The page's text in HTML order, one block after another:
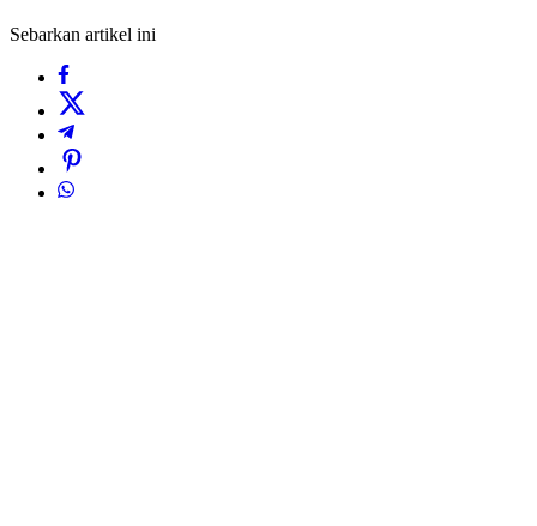
Sebarkan artikel ini